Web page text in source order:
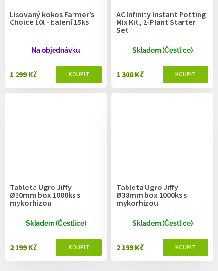
Lisovaný kokos Farmer's
Choice 10l - balení 15ks
Na objednávku
1 299 Kč
AC Infinity Instant Potting
Mix Kit, 2-Plant Starter
Set
Skladem (Čestlice)
1 300 Kč
Tableta Ugro Jiffy -
Ø30mm box 1000ks s
mykorhizou
Skladem (Čestlice)
2 199 Kč
Tableta Ugro Jiffy -
Ø38mm box 1000ks s
mykorhizou
Skladem (Čestlice)
2 199 Kč